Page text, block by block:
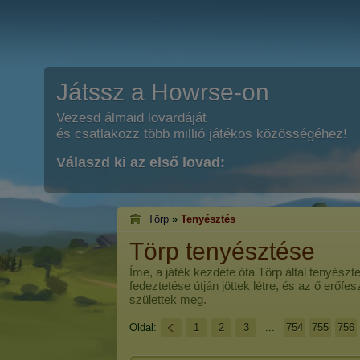
Játssz a Howrse-on
Vezesd álmaid lovardáját
és csatlakozz több millió játékos közösségéhez!
Válaszd ki az első lovad:
Törp » Tenyésztés
Törp tenyésztése
Íme, a játék kezdete óta Törp által
fedeztetése útján jöttek létre, és az ő
születtek meg.
Oldal: 1 2 3 ... 754 755 756